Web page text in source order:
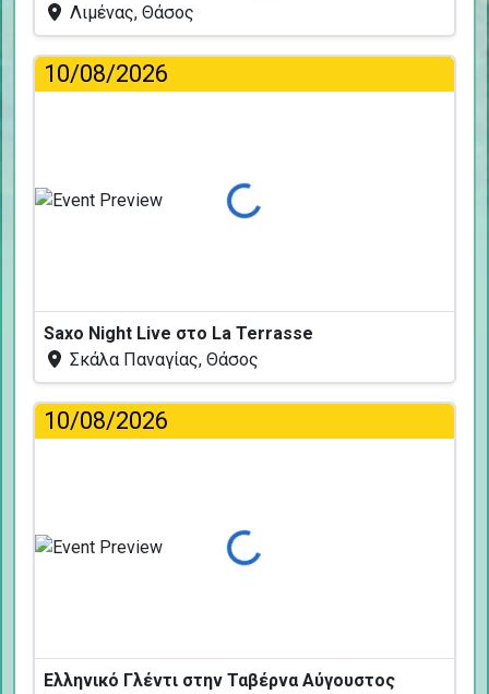
Λιμένας, Θάσος
10/08/2026
Φόρτωση...
Saxo Night Live στο La Terrasse
Σκάλα Παναγίας, Θάσος
10/08/2026
Φόρτωση...
Ελληνικό Γλέντι στην Ταβέρνα Αύγουστος